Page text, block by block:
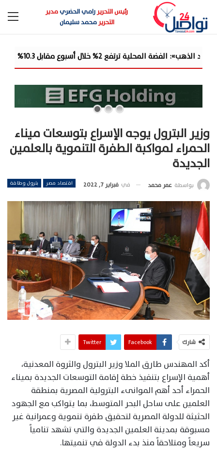
رئيس التحريررامي الحضريمدير
التحريرمحمد سليمان
والدولار يمتص جزءًا من مكاسب ا...
وزير البترول يوجه الإسراع بتوسعات ميناء
الحمراء لمواكبة الطفرة التنموية بالعلمين
الجديدة
اقتصاد مصر بترول وطاقة بواسطة عمر محمد في فبراير 7, 2022
شارك Facebook
Twitter
أكد المهندس طارق الملا وزير البترول والثروة المعدنية،
أهمية الإسراع بتنفيذ خطة إقامة التوسعات الجديدة بميناء
الحمراء أحد أهم الموانىء البترولية المصرية بمنطقة
العلمين على ساحل البحر المتوسط، بما يتواكب مع الجهود
الحثيثة للدولة المصرية لتحقيق طفرة تنموية وعمرانية غير
مسبوقة بمدينة العلمين الجديدة والتي تشهد تنامياً
سريعاً ومتلاحقاً منذ بدء الدولة في تنميتها.